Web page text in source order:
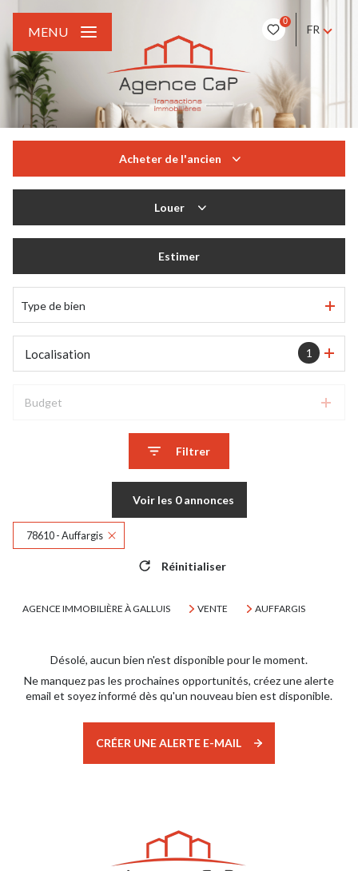
0
FR
MENU
Acheter de l'ancien
Louer
Estimer
Type de bien
1
Localisation
Budget
Filtrer
Voir les 0annonces
78610 - Auffargis
Réinitialiser
AGENCE IMMOBILIÈRE À GALLUIS VENTE AUFFARGIS
Désolé, aucun bien n'est disponible pour le moment.
Ne manquez pas les prochaines opportunités, créez une alerte
email et soyez informé dès qu'un nouveau bien est disponible.
CRÉER UNE ALERTE E-MAIL